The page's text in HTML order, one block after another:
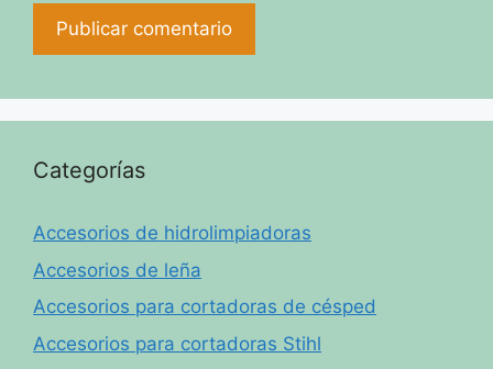
Categorías
Accesorios de hidrolimpiadoras
Accesorios de leña
Accesorios para cortadoras de césped
Accesorios para cortadoras Stihl